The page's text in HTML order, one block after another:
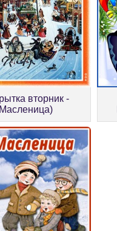
вторник -